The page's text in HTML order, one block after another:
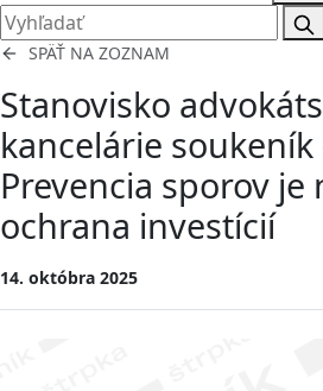
SPÄŤ NA ZOZNAM
Stanovisko
kancelárie
Prevencia sporov je
ochrana investícií
14. októbra 2025